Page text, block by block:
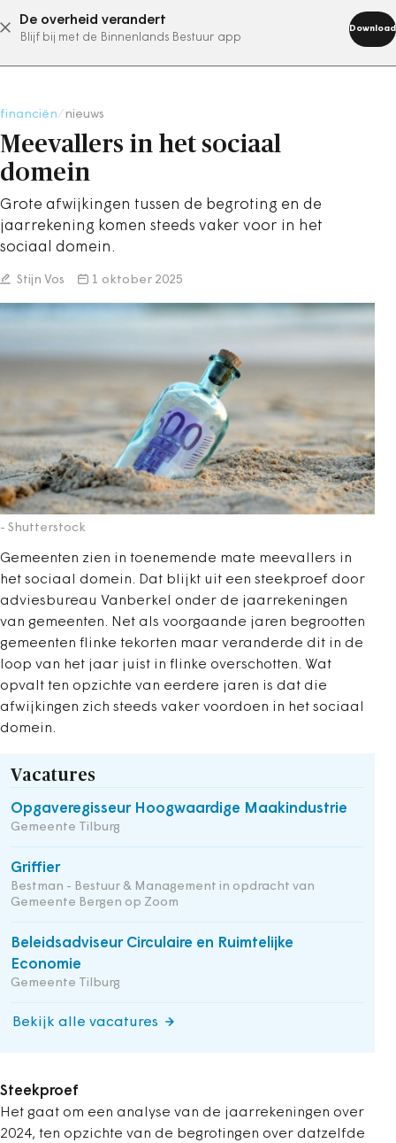
De overheid verandert
Blijf bij met de Binnenlands Bestuur app
Download
abonneer nu
financiën nieuws
Meevallers in het sociaal
domein
Grote afwijkingen tussen de begroting en de
jaarrekening komen steeds vaker voor in het
sociaal domein.
Stijn Vos 1 oktober 2025
- Shutterstock
Gemeenten zien in toenemende mate meevallers in
het sociaal domein. Dat blijkt uit een steekproef door
adviesbureau Vanberkel onder de jaarrekeningen
van gemeenten. Net als voorgaande jaren begrootten
gemeenten flinke tekorten maar veranderde dit in de
loop van het jaar juist in flinke overschotten. Wat
opvalt ten opzichte van eerdere jaren is dat die
afwijkingen zich steeds vaker voordoen in het sociaal
domein.
Vacatures
Opgaveregisseur Hoogwaardige Maakindustrie
Gemeente Tilburg
Griffier
Bestman - Bestuur & Management in opdracht van
Gemeente Bergen op Zoom
Beleidsadviseur Circulaire en Ruimtelijke
Economie
Gemeente Tilburg
Bekijk alle vacatures
Steekproef
Het gaat om een analyse van de jaarrekeningen over
2024, ten opzichte van de begrotingen over datzelfde